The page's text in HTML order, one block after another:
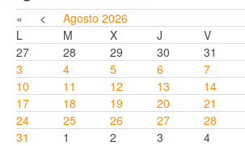
« < Agosto 2026
L
M X J V
27
28 29 30 31
3
4 5 6 7
10
11 12 13 14
17
18 19 20 21
24
25 26 27 28
31
1 2 3 4